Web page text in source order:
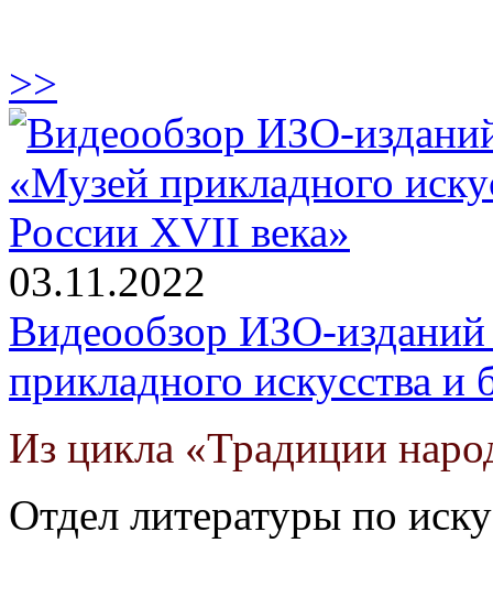
>>
03.11.2022
Видеообзор ИЗО-
прикладного искусства
Из цикла «Традиции
Отдел литературы по